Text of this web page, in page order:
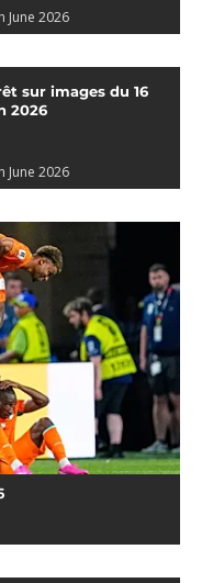
June 2026
sur images du 16
2026
June 2026